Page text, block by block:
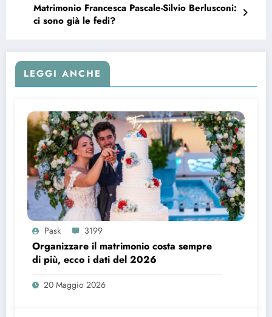
Matrimonio Francesca Pascale-Silvio Berlusconi:
ci sono già le fedi?
LEGGI ANCHE
Pask 3199
Organizzare il matrimonio costa sempre
di più, ecco i dati del 2026
20 Maggio 2026